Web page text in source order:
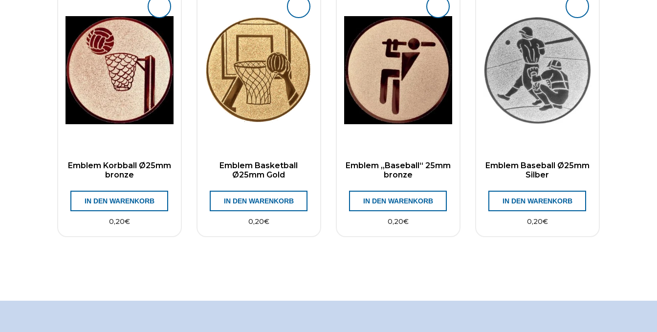
Emblem Korbball Ø25mm
bronze
0,20€
IN DEN WARENKORB
Emblem Basketball
Ø25mm Gold
0,20€
IN DEN WARENKORB
Emblem „Baseball“ 25mm
bronze
0,20€
IN DEN WARENKORB
Emblem Baseball Ø25mm
Silber
0,20€
IN DEN WARENKORB